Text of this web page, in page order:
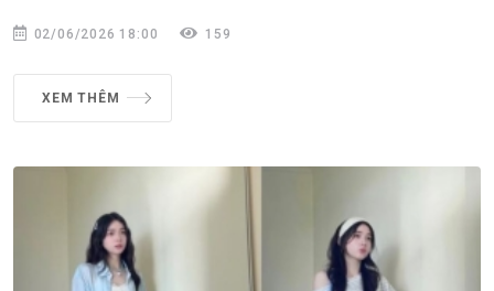
02/06/2026 18:00 159
XEM THÊM